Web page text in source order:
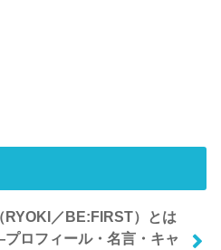
RYOKI／BE:FIRST）とは
ロフィール・名言・キャ